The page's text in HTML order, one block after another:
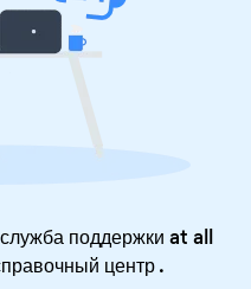
поддержки at all
центр.